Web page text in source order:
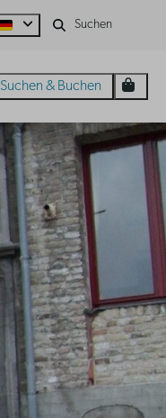
Suchen & Buchen